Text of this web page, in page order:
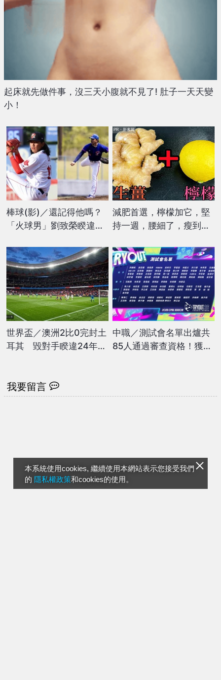
本系統使用cookies, 繼續使用本網站表示您接受我們
的 隱私權政策和cookies的使用。
起床就先做件事，沒三天小腹就不見了! 肚子一天天變
小！
棒球(影)／還記得他嗎？
「火球男」劉致榮睽違
喊幸福」
減肥首選，檸檬加它，堅
持一週，腰細了，瘦到你
PR・新素簡
世界盃／澳洲2比0完封土
耳其 毀對手睽違24年回
中職／測試會名單出爐共
85人通過審查資格！獲球
我要留言